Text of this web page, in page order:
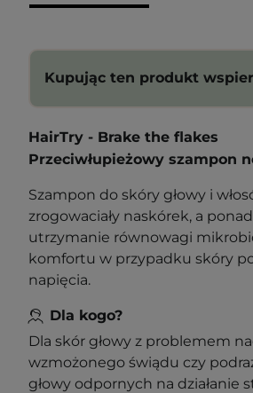
Kupując ten produkt
HairTry - Brake the flakes
Przeciwłupieżowy szampon
Szampon do skóry głowy i
zrogowaciały naskórek, a
utrzymanie równowagi
komfortu w przypadku skóry
napięcia.
Dla kogo?
Dla skór głowy z problemem
wzmożonego świądu czy
głowy odpornych na